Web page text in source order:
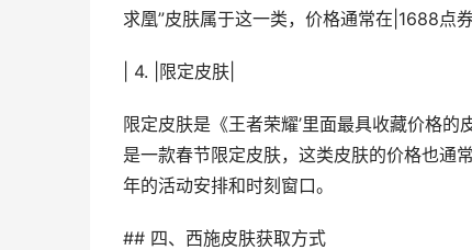
求凰”皮肤属于这一类，价格通常在|1688点
| 4. |限定皮肤|
限定皮肤是《王者荣耀’里面最具收藏价格
是一款春节限定皮肤，这类皮肤的价格也
年的活动安排和时刻窗口。
## 四、西施皮肤获取方式